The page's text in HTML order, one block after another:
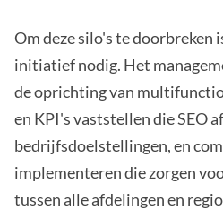
Om deze silo's te
initiatief nodig. Het
de oprichting van
en KPI's vaststellen die SEO
bedrijfsdoelstellingen, en
implementeren die zorgen
tussen alle afdelingen en